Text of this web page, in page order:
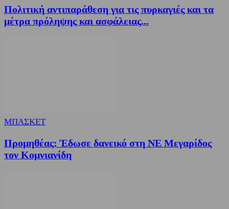
Πολιτική αντιπαράθεση για τις πυρκαγιές και τα
μέτρα πρόληψης και ασφάλειας...
ΜΠΑΣΚΕΤ
Προμηθέας: Έδωσε δανεικό στη ΝΕ Μεγαρίδος
τον Κομνιανίδη